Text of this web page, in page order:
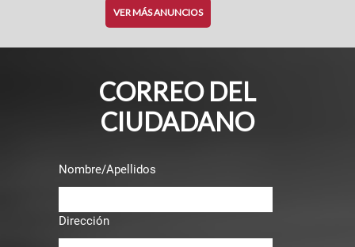
VER MÁS ANUNCIOS
CORREO DEL
CIUDADANO
Nombre/Apellidos
Dirección